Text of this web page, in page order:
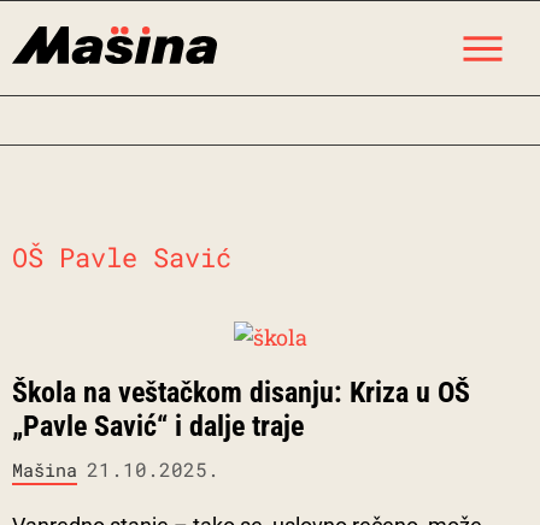
OŠ Pavle Savić
Škola na veštačkom disanju: Kriza u OŠ
„Pavle Savić“ i dalje traje
Mašina 21.10.2025.